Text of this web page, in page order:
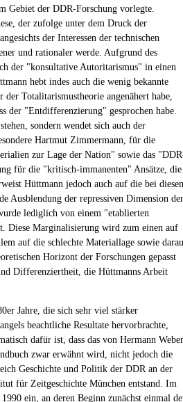
Gebiet der DDR-Forschung vorlegte.
der zufolge unter dem Druck der
der Interessen der technischen
und rationaler werde. Aufgrund des
der "konsultative Autoritarismus" in einen
hebt indes auch die wenig bekannte
der Totalitarismustheorie angenähert habe,
der "Entdifferenzierung" gesprochen habe.
sondern wendet sich auch der
Hartmut Zimmermann, für die
zur Lage der Nation" sowie das
für die "kritisch-immanenten" Ansätze, die
Hüttmann jedoch auch auf die bei
Ausblendung der repressiven Dimension der
lediglich von einem "etablierten
Diese Marginalisierung wird zum einen auf
auf die schlechte Materiallage sowie
Horizont der Forschungen gepasst
Differenziertheit, die Hüttmanns Arbeit
Jahre, die sich sehr viel stärker
beachtliche Resultate hervorbrachte,
dafür ist, dass das von Hermann Weber
zwar erwähnt wird, nicht jedoch die
Geschichte und Politik der DDR an der
für Zeitgeschichte München entstand. Im
ein, an deren Beginn zunächst einmal